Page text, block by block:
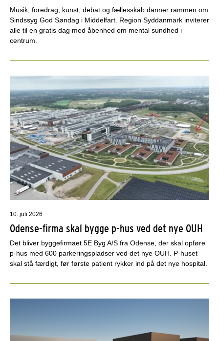
Musik, foredrag, kunst, debat og fællesskab danner rammen om
Sindssyg God Søndag i Middelfart. Region Syddanmark inviterer
alle til en gratis dag med åbenhed om mental sundhed i
centrum.
10. juli 2026
Odense-firma skal bygge p-hus ved det nye OUH
Det bliver byggefirmaet 5E Byg A/S fra Odense, der skal opføre
p-hus med 600 parkeringspladser ved det nye OUH. P-huset
skal stå færdigt, før første patient rykker ind på det nye hospital.